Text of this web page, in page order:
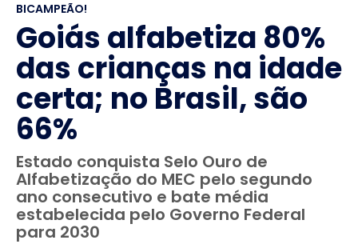
BICAMPEÃO!
Goiás alfabetiza 80%
das crianças na idade
certa; no Brasil, são
66%
Estado conquista Selo Ouro de
Alfabetização do MEC pelo segundo
ano consecutivo e bate média
estabelecida pelo Governo Federal
para 2030